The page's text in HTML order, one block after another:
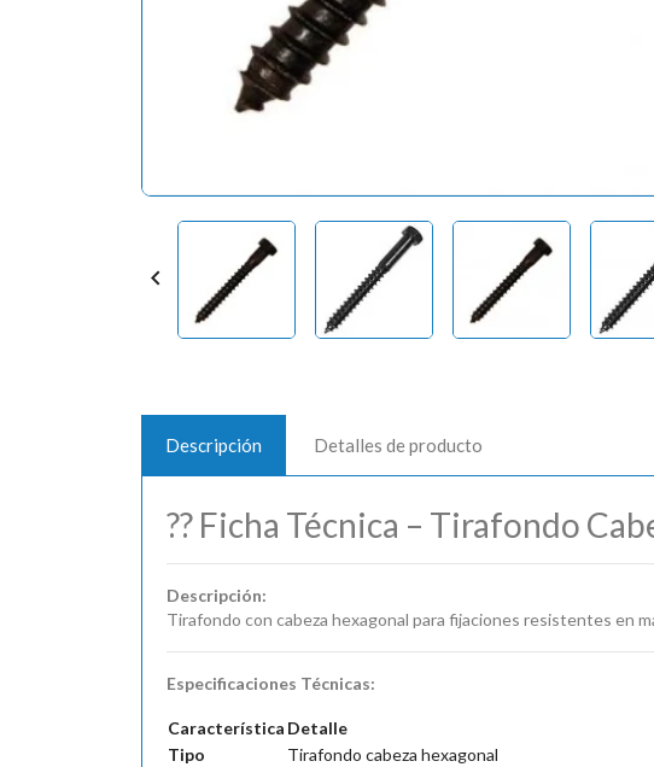

Descripción Detalles de producto
?? Ficha Técnica – Tirafondo
Descripción:
Tirafondo con cabeza hexagonal para fijaciones resistentes en
Especificaciones Técnicas:
Característica Detalle
Tipo
Tirafondo cabeza hexagonal